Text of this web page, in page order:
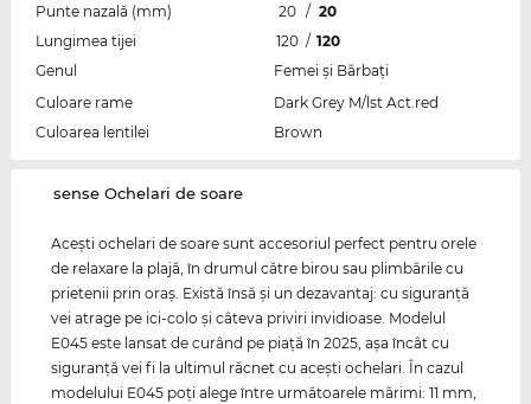
Punte nazală (mm)
20 / 20
Lungimea tijei
120 / 120
Genul
Femei şi Bărbaţi
Culoare rame
Dark Grey M/lst Act.red
Culoarea lentilei
Brown
‌sense Ochelari de soare
Aceşti ochelari de soare sunt accesoriul perfect pentru orele
de relaxare la plajă, în drumul către birou sau plimbările cu
prietenii prin oraş. Există însă şi un dezavantaj: cu siguranţă
vei atrage pe ici-colo şi câteva priviri invidioase. Modelul
E045 este lansat de curând pe piaţă în 2025, aşa încât cu
siguranţă vei fi la ultimul răcnet cu aceşti ochelari. În cazul
modelului E045 poţi alege între următoarele mărimi: 11 mm,